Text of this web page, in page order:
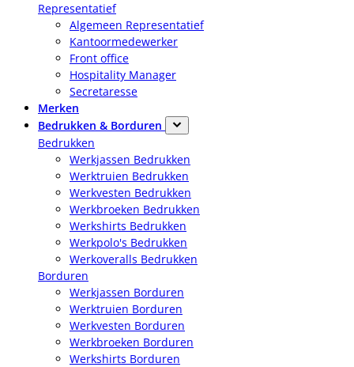
Representatief
Algemeen Representatief
Kantoormedewerker
Front office
Hospitality Manager
Secretaresse
Merken
Bedrukken & Borduren
Bedrukken
Werkjassen Bedrukken
Werktruien Bedrukken
Werkvesten Bedrukken
Werkbroeken Bedrukken
Werkshirts Bedrukken
Werkpolo's Bedrukken
Werkoveralls Bedrukken
Borduren
Werkjassen Borduren
Werktruien Borduren
Werkvesten Borduren
Werkbroeken Borduren
Werkshirts Borduren